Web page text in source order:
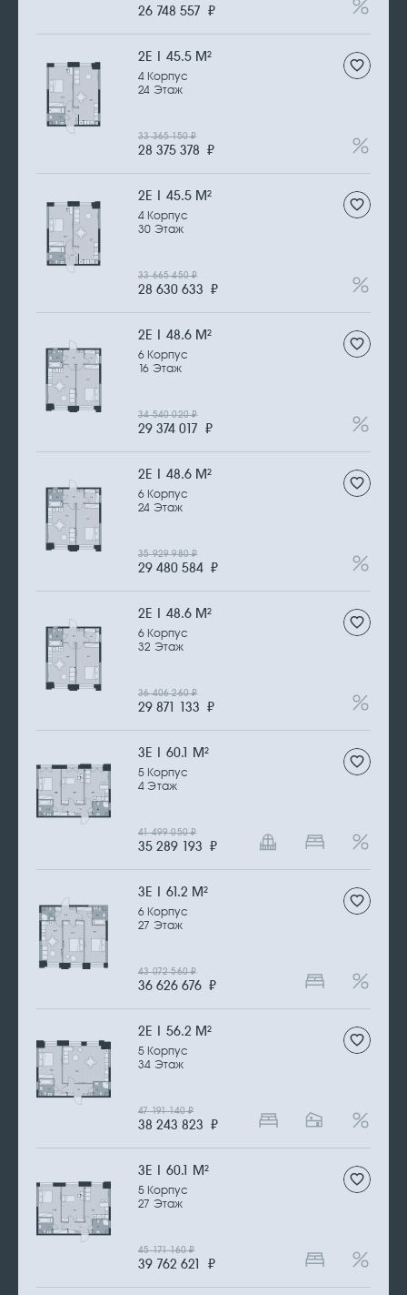
26 748 557 ₽
2Е | 45.5 М2
4 Корпус
24 Этаж
28 375 378 ₽
33 365 150₽
2Е | 45.5 М2
4 Корпус
30 Этаж
28 630 633 ₽
33 665 450₽
2Е | 48.6 М2
6 Корпус
16 Этаж
29 374 017 ₽
34 540 020₽
2Е | 48.6 М2
6 Корпус
24 Этаж
29 480 584 ₽
35 929 980₽
2Е | 48.6 М2
6 Корпус
32 Этаж
29 871 133 ₽
36 406 260₽
3Е | 60.1 М2
5 Корпус
4 Этаж
35 289 193 ₽
41 499 050₽
3Е | 61.2 М2
6 Корпус
27 Этаж
36 626 676 ₽
43 072 560₽
2Е | 56.2 М2
5 Корпус
34 Этаж
38 243 823 ₽
47 191 140₽
3Е | 60.1 М2
5 Корпус
27 Этаж
39 762 621 ₽
45 171 160₽